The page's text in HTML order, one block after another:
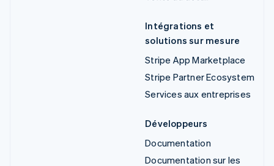
Intégrations et
solutions sur mesure
Stripe App Marketplace
Stripe Partner Ecosystem
Services aux entreprises
Développeurs
Documentation
Documentation sur les